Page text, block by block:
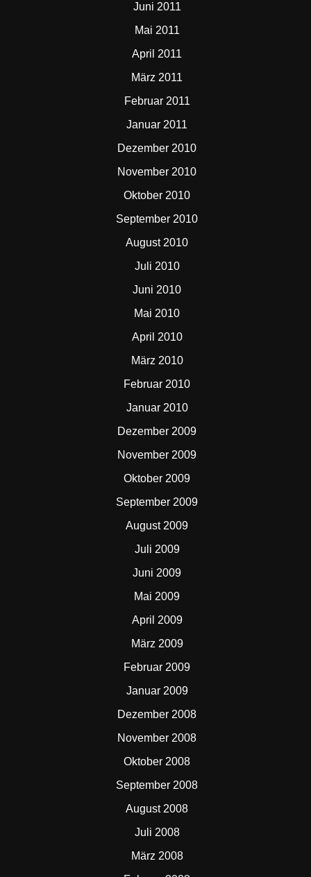
Juni 2011
Mai 2011
April 2011
März 2011
Februar 2011
Januar 2011
Dezember 2010
November 2010
Oktober 2010
September 2010
August 2010
Juli 2010
Juni 2010
Mai 2010
April 2010
März 2010
Februar 2010
Januar 2010
Dezember 2009
November 2009
Oktober 2009
September 2009
August 2009
Juli 2009
Juni 2009
Mai 2009
April 2009
März 2009
Februar 2009
Januar 2009
Dezember 2008
November 2008
Oktober 2008
September 2008
August 2008
Juli 2008
März 2008